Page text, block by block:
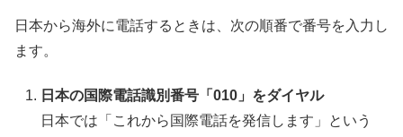
日本から海外に電話するときは、次の順番で番号を入力し
ます。
日本の国際電話識別番号「010」をダイヤル
日本では「これから国際電話を発信します」という